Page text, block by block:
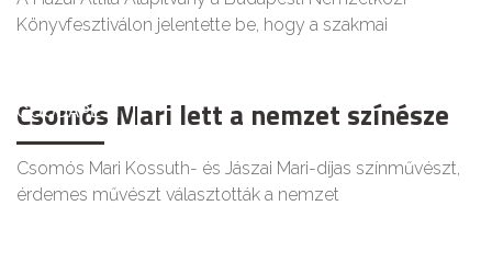
Könyvfesztiválon jelentette be, hogy a szakmai
GOODAPEST
Csomós Mari lett a nemzet színésze
Csomós Mari Kossuth- és Jászai Mari-díjas színművészt,
érdemes művészt választották a nemzet